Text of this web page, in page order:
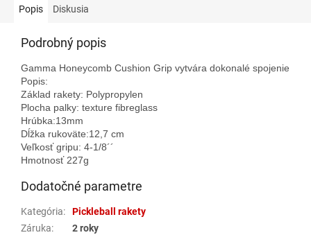
Popis Diskusia
Podrobný popis
Gamma Honeycomb Cushion Grip vytvára dokonalé spojenie
Popis:
Základ rakety: Polypropylen
Plocha palky: texture fibreglass
Hrúbka:13mm
Dĺžka rukoväte:12,7 cm
Veľkosť gripu: 4-1/8´´
Hmotnosť 227g
Dodatočné parametre
Kategória:
Pickleball rakety
Záruka: 2 roky